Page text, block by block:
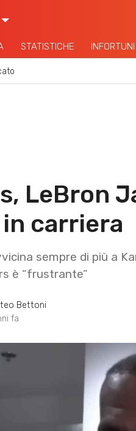
STATISTICHE INFORTUNI
LeBron
carriera
sempre di più a
è “frustrante”
Bettoni
fa